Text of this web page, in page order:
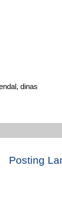
dinas
Posting